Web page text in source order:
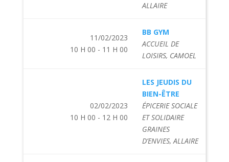
ALLAIRE
11/02/2023
10 H 00 - 11 H 00
BB GYM
ACCUEIL DE
LOISIRS, CAMOEL
02/02/2023
10 H 00 - 12 H 00
LES JEUDIS DU
BIEN-ÊTRE
ÉPICERIE SOCIALE
ET SOLIDAIRE
GRAINES
D’ENVIES, ALLAIRE